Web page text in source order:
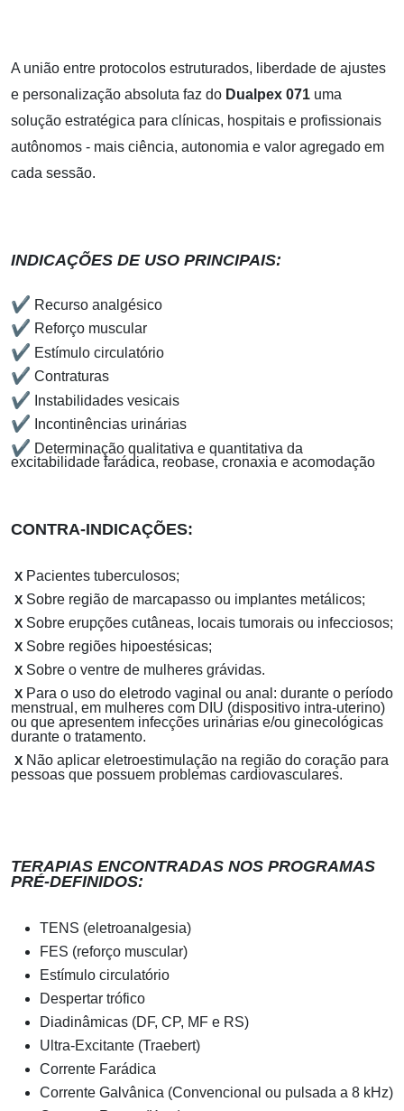
A união entre protocolos estruturados, liberdade de ajustes
e personalização absoluta faz do Dualpex 071 uma
solução estratégica para clínicas, hospitais e profissionais
autônomos - mais ciência, autonomia e valor agregado em
cada sessão.
INDICAÇÕES DE USO PRINCIPAIS:
✔ Recurso analgésico
✔ Reforço muscular
✔ Estímulo circulatório
✔ Contraturas
✔ Instabilidades vesicais
✔ Incontinências urinárias
✔ Determinação qualitativa e quantitativa da
excitabilidade farádica, reobase, cronaxia e acomodação
CONTRA-INDICAÇÕES:
X Pacientes tuberculosos;
X Sobre região de marcapasso ou implantes metálicos;
X Sobre erupções cutâneas, locais tumorais ou infecciosos;
X Sobre regiões hipoestésicas;
X Sobre o ventre de mulheres grávidas.
X Para o uso do eletrodo vaginal ou anal: durante o período
menstrual, em mulheres com DIU (dispositivo intra-uterino)
ou que apresentem infecções urinárias e/ou ginecológicas
durante o tratamento.
X Não aplicar eletroestimulação na região do coração para
pessoas que possuem problemas cardiovasculares.
TERAPIAS ENCONTRADAS NOS PROGRAMAS
PRÉ-DEFINIDOS:
TENS (eletroanalgesia)
FES (reforço muscular)
Estímulo circulatório
Despertar trófico
Diadinâmicas (DF, CP, MF e RS)
Ultra-Excitante (Traebert)
Corrente Farádica
Corrente Galvânica (Convencional ou pulsada a 8 kHz)